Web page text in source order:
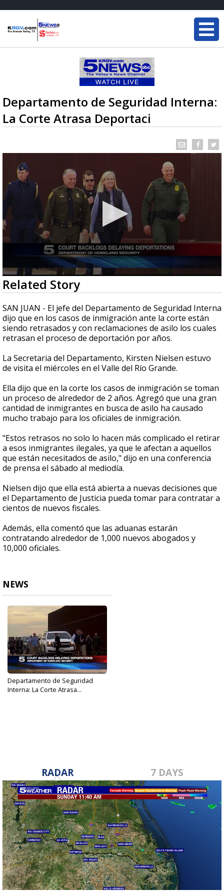
Departamento de Seguridad Interna:
La Corte Atrasa Deportaci
0
seconds
of
50
seconds
Related Story
SAN JUAN - El jefe del Departamento de Seguridad Interna
dijo que en los casos de inmigración ante la corte están
siendo retrasados y con reclamaciones de asilo los cuales
retrasan el proceso de deportación por años.
La Secretaria del Departamento, Kirsten Nielsen estuvo
de visita el miércoles en el Valle del Río Grande.
Ella dijo que en la corte los casos de inmigración se toman
un proceso de alrededor de 2 años. Agregó que una gran
cantidad de inmigrantes en busca de asilo ha causado
mucho trabajo para los oficiales de inmigración.
"Estos retrasos no solo lo hacen más complicado el retirar
a esos inmigrantes ilegales, ya que le afectan a aquellos
que están necesitados de asilo," dijo en una conferencia
de prensa el sábado al mediodía.
Nielsen dijo que ella está abierta a nuevas decisiones que
el Departamento de Justicia pueda tomar para contratar a
cientos de nuevos fiscales.
Además, ella comentó que las aduanas estarán
contratando alrededor de 1,000 nuevos abogados y
10,000 oficiales.
NEWS
Departamento de Seguridad
Interna: La Corte Atrasa...
RADAR 7 DAYS